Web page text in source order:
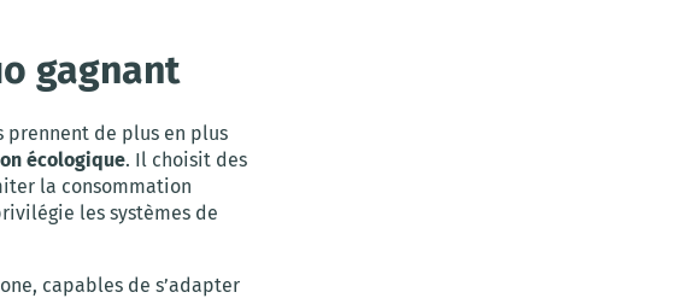
gagnant
prennent de plus en plus
écologique. Il choisit des
la consommation
les systèmes de
capables de s’adapter